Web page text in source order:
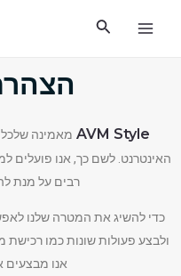
MAIN
חיפוש
AVM Style מאמינה שלכל
האינטרנט. לשם כך, אנו פועלים
רבים על מנת
כדי להשיג את המטרה שלנו
ולבצע פעולות שונות כמו רכישת
אנו מבצעים